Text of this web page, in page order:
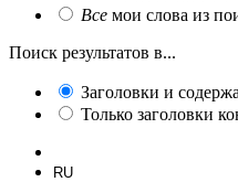
Все мои слова из
Поиск результатов в...
Заголовки и
Только заголовки
RU